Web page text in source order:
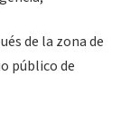
de la zona de
público de